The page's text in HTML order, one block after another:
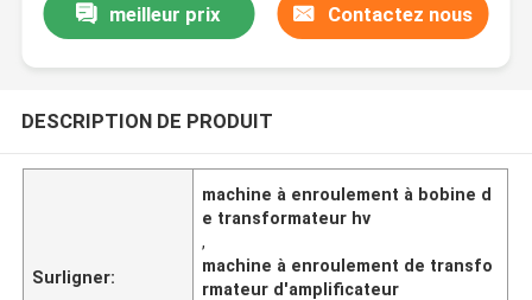
meilleur prix Contactez nous
DESCRIPTION DE PRODUIT
Surligner:
machine à enroulement à bobine d
e transformateur hv
,
machine à enroulement de transfo
rmateur d'amplificateur